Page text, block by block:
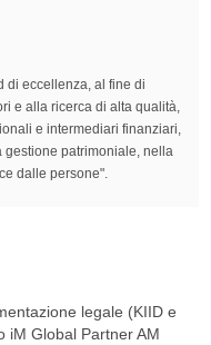
di eccellenza, al fine di
e alla ricerca di alta qualità,
e intermediari finanziari,
patrimoniale, nella
dalle persone".
legale (KIID e
iM Global Partner AM